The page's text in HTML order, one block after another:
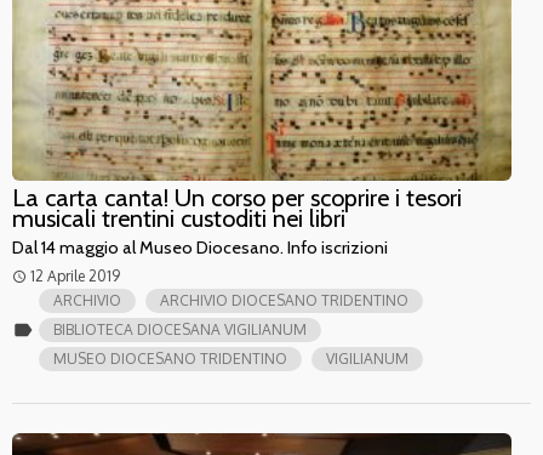
La carta canta! Un corso per scoprire i tesori
musicali trentini custoditi nei libri
Dal 14 maggio al Museo Diocesano. Info iscrizioni
access_time 12 Aprile 2019
label
ARCHIVIO
ARCHIVIO DIOCESANO TRIDENTINO
BIBLIOTECA DIOCESANA VIGILIANUM
MUSEO DIOCESANO TRIDENTINO
VIGILIANUM